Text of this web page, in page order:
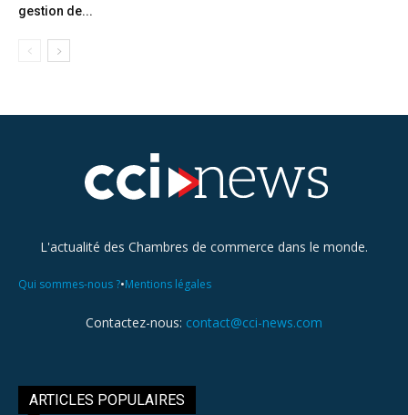
gestion de...
L'actualité des Chambres de commerce dans le monde.
Qui sommes-nous ?•Mentions légales
Contactez-nous: contact@cci-news.com
ARTICLES POPULAIRES